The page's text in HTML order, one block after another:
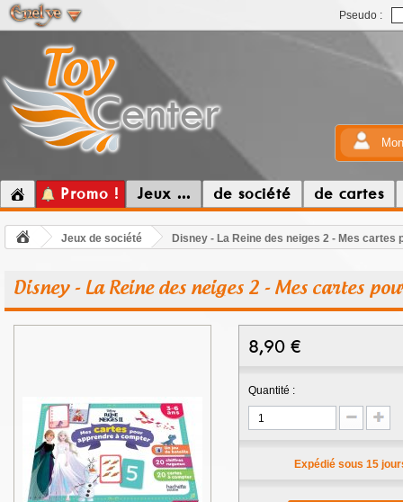
Pseudo :
Promo ! Jeux ... de société de cartes
Jeux de société Disney - La Reine des neiges 2 - Mes cartes
Disney - La Reine des neiges 2 - Mes cartes
8,90 €
Quantité :
Expédié sous 15